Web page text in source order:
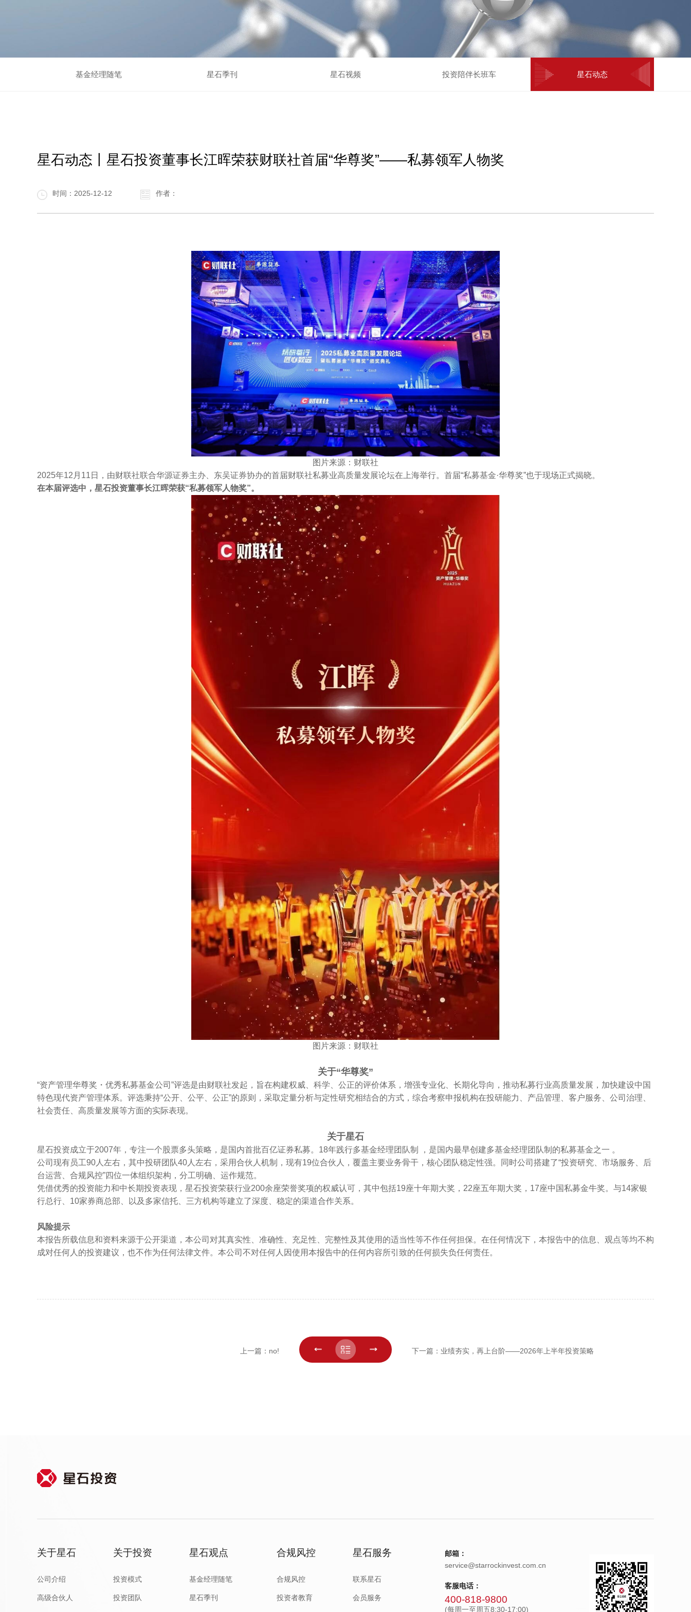
基金经理随笔 星石季刊 星石视频 投资陪伴长班车 星石动态
星石动态丨星石投资董事长江晖荣获财联社首届“华尊奖”——私募领军人物奖
时间：2025-12-12 作者：
图片来源：财联社
2025年12月11日，由财联社联合华源证券主办、东吴证券协办的首届财联社私募业高质量发展论坛在上海举行。首届“私募基金·华尊奖”也于现场正式揭晓。
在本届评选中，星石投资董事长江晖荣获“私募领军人物奖”。
图片来源：财联社
关于“华尊奖”
“资产管理华尊奖・优秀私募基金公司”评选是由财联社发起，旨在构建权威、科学、公正的评价体系，增强专业化、长期化导向，推动私募行业高质量发展，加快建设中国
特色现代资产管理体系。评选秉持“公开、公平、公正”的原则，采取定量分析与定性研究相结合的方式，综合考察申报机构在投研能力、产品管理、客户服务、公司治理、
社会责任、高质量发展等方面的实际表现。
关于星石
星石投资成立于2007年，专注一个股票多头策略，是国内首批百亿证券私募。18年践行多基金经理团队制 ，是国内最早创建多基金经理团队制的私募基金之一 。
公司现有员工90人左右，其中投研团队40人左右，采用合伙人机制，现有19位合伙人，覆盖主要业务骨干，核心团队稳定性强。同时公司搭建了“投资研究、市场服务、后
台运营、合规风控”四位一体组织架构，分工明确、运作规范。
凭借优秀的投资能力和中长期投资表现，星石投资荣获行业200余座荣誉奖项的权威认可，其中包括19座十年期大奖，22座五年期大奖，17座中国私募金牛奖。与14家银
行总行、10家券商总部、以及多家信托、三方机构等建立了深度、稳定的渠道合作关系。
风险提示
本报告所载信息和资料来源于公开渠道，本公司对其真实性、准确性、充足性、完整性及其使用的适当性等不作任何担保。在任何情况下，本报告中的信息、观点等均不构
成对任何人的投资建议，也不作为任何法律文件。本公司不对任何人因使用本报告中的任何内容所引致的任何损失负任何责任。
上一篇：no! 下一篇：业绩夯实，再上台阶——2026年上半年投资策略
关于星石
公司介绍
高级合伙人
关于投资
投资模式
投资团队
星石观点
基金经理随笔
星石季刊
合规风控
合规风控
投资者教育
星石服务
联系星石
会员服务
邮箱：
service@starrockinvest.com.cn
客服电话：
400-818-9800
(每周一至周五8:30-17:00)